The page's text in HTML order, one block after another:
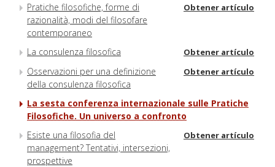
Pratiche filosofiche, forme di
razionalità, modi del filosofare
contemporaneo
Obtener artículo
La consulenza filosofica Obtener artículo
Osservazioni per una definizione
della consulenza filosofica
Obtener artículo
La sesta conferenza internazionale sulle Pratiche
Filosofiche. Un universo a confronto
Esiste una filosofia del
management? Tentativi, intersezioni,
prospettive
Obtener artículo